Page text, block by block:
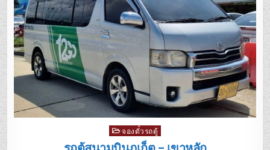
Posted
in
จองตั๋วรถตู้